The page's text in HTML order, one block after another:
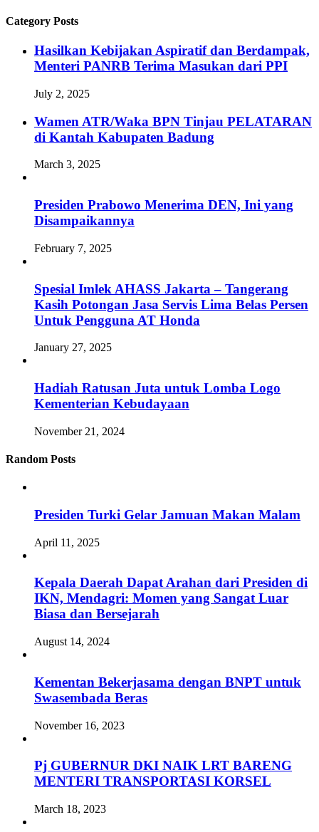
Category Posts
Hasilkan Kebijakan Aspiratif dan Berdampak,
Menteri PANRB Terima Masukan dari PPI
July 2, 2025
Wamen ATR/Waka BPN Tinjau PELATARAN
di Kantah Kabupaten Badung
March 3, 2025
Presiden Prabowo Menerima DEN, Ini yang
Disampaikannya
February 7, 2025
Spesial Imlek AHASS Jakarta – Tangerang
Kasih Potongan Jasa Servis Lima Belas Persen
Untuk Pengguna AT Honda
January 27, 2025
Hadiah Ratusan Juta untuk Lomba Logo
Kementerian Kebudayaan
November 21, 2024
Random Posts
Presiden Turki Gelar Jamuan Makan Malam
April 11, 2025
Kepala Daerah Dapat Arahan dari Presiden di
IKN, Mendagri: Momen yang Sangat Luar
Biasa dan Bersejarah
August 14, 2024
Kementan Bekerjasama dengan BNPT untuk
Swasembada Beras
November 16, 2023
Pj GUBERNUR DKI NAIK LRT BARENG
MENTERI TRANSPORTASI KORSEL
March 18, 2023